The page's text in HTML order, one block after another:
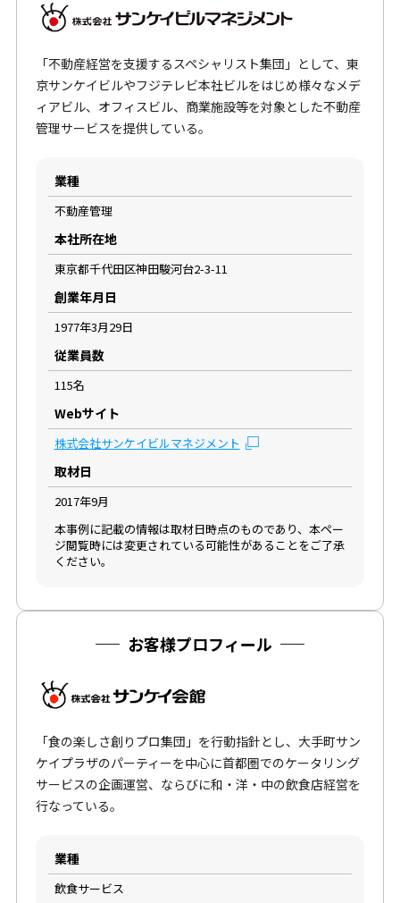
「不動産経営を支援するスペシャリスト集団」として、東
京サンケイビルやフジテレビ本社ビルをはじめ様々なメデ
ィアビル、オフィスビル、商業施設等を対象とした不動産
管理サービスを提供している。
業種
不動産管理
本社所在地
東京都千代田区神田駿河台2-3-11
創業年月日
1977年3月29日
従業員数
115名
Webサイト
株式会社サンケイビルマネジメント
取材日
2017年9月
本事例に記載の情報は取材日時点のものであり、本ペー
ジ閲覧時には変更されている可能性があることをご了承
ください。
お客様プロフィール
「食の楽しさ創りプロ集団」を行動指針とし、大手町サン
ケイプラザのパーティーを中心に首都圏でのケータリング
サービスの企画運営、ならびに和・洋・中の飲食店経営を
行なっている。
業種
飲食サービス